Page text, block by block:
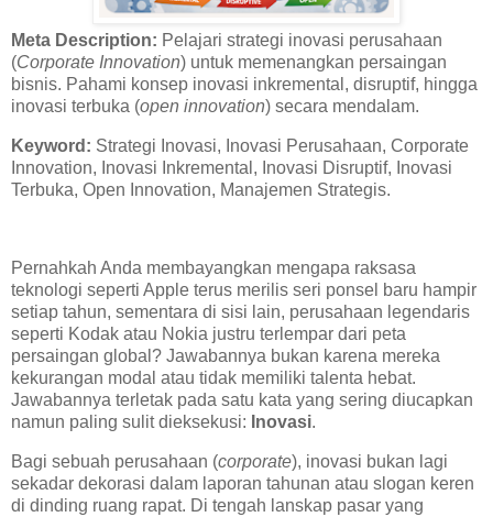
Meta Description: Pelajari strategi inovasi perusahaan
(Corporate Innovation) untuk memenangkan persaingan
bisnis. Pahami konsep inovasi inkremental, disruptif, hingga
inovasi terbuka (open innovation) secara mendalam.
Keyword: Strategi Inovasi, Inovasi Perusahaan, Corporate
Innovation, Inovasi Inkremental, Inovasi Disruptif, Inovasi
Terbuka, Open Innovation, Manajemen Strategis.
Pernahkah Anda membayangkan mengapa raksasa
teknologi seperti Apple terus merilis seri ponsel baru hampir
setiap tahun, sementara di sisi lain, perusahaan legendaris
seperti Kodak atau Nokia justru terlempar dari peta
persaingan global? Jawabannya bukan karena mereka
kekurangan modal atau tidak memiliki talenta hebat.
Jawabannya terletak pada satu kata yang sering diucapkan
namun paling sulit dieksekusi: Inovasi.
Bagi sebuah perusahaan (corporate), inovasi bukan lagi
sekadar dekorasi dalam laporan tahunan atau slogan keren
di dinding ruang rapat. Di tengah lanskap pasar yang